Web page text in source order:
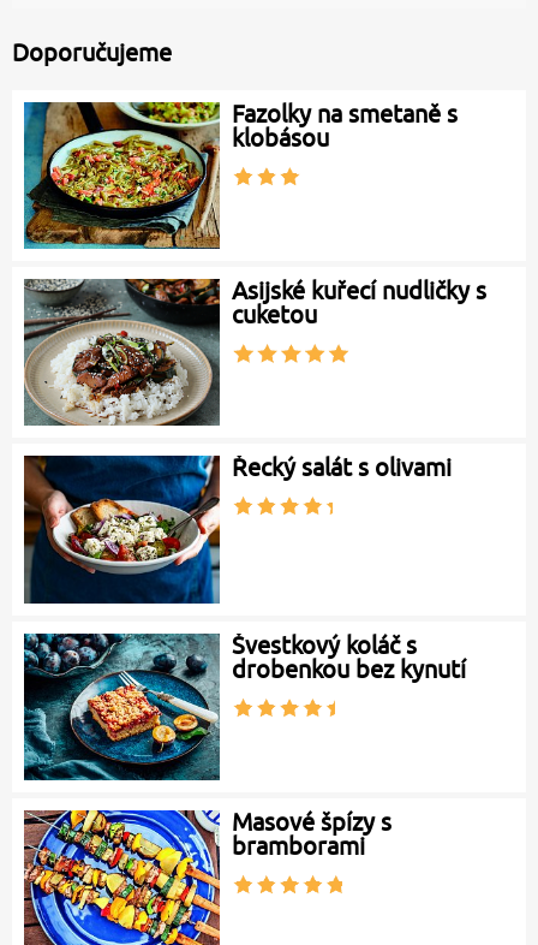
Doporučujeme
Fazolky na smetaně s
klobásou
Asijské kuřecí nudličky s
cuketou
Řecký salát s olivami
Švestkový koláč s
drobenkou bez kynutí
Masové špízy s
bramborami